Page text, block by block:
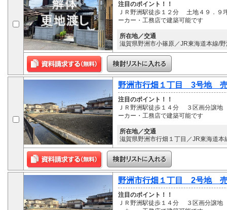
注目のポイント！！
ＪＲ野洲駅徒歩１２分 土地４９．
ーカー・工務店で建築可能です
所在地／交通
滋賀県野洲市小篠原／JR東海道本線/
野洲市行畑１丁目 3号地
注目のポイント！！
ＪＲ野洲駅徒歩１４分 ３区画分譲
ーカー・工務店で建築可能です
所在地／交通
滋賀県野洲市行畑１丁目／JR東海道本
野洲市行畑１丁目 2号地
注目のポイント！！
ＪＲ野洲駅徒歩１４分 ３区画分譲